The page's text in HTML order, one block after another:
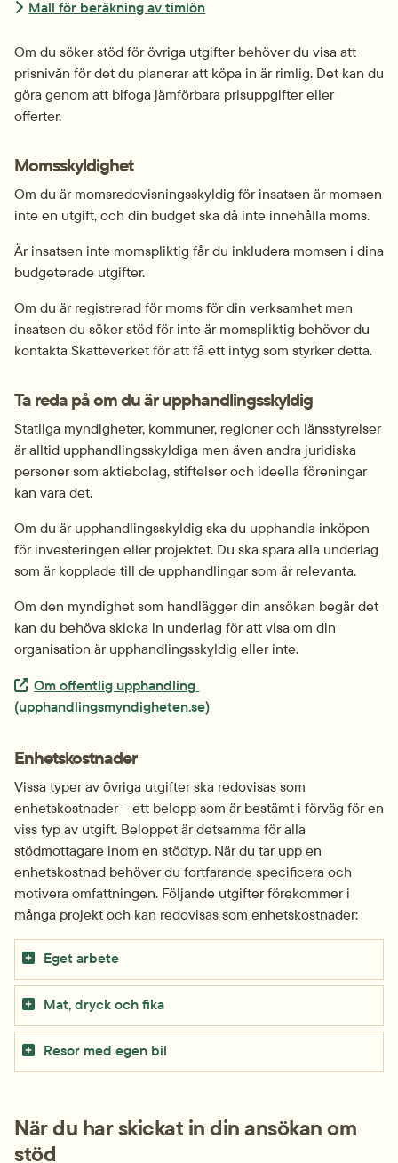
Mall för beräkning av timlön
Om du söker stöd för övriga utgifter behöver du visa att
prisnivån för det du planerar att köpa in är rimlig. Det kan du
göra genom att bifoga jämförbara prisuppgifter eller
offerter.
Momsskyldighet
Om du är momsredovisningsskyldig för insatsen är momsen
inte en utgift, och din budget ska då inte innehålla moms.
Är insatsen inte momspliktig får du inkludera momsen i dina
budgeterade utgifter.
Om du är registrerad för moms för din verksamhet men
insatsen du söker stöd för inte är momspliktig behöver du
kontakta Skatteverket för att få ett intyg som styrker detta.
Ta reda på om du är upphandlingsskyldig
Statliga myndigheter, kommuner, regioner och länsstyrelser
är alltid upphandlingsskyldiga men även andra juridiska
personer som aktiebolag, stiftelser och ideella föreningar
kan vara det.
Om du är upphandlingsskyldig ska du upphandla inköpen
för investeringen eller projektet. Du ska spara alla underlag
som är kopplade till de upphandlingar som är relevanta.
Om den myndighet som handlägger din ansökan begär det
kan du behöva skicka in underlag för att visa om din
organisation är upphandlingsskyldig eller inte.
Extern länk.
Om offentlig upphandling
(upphandlingsmyndigheten.se)
Enhetskostnader
Vissa typer av övriga utgifter ska redovisas som
enhetskostnader – ett belopp som är bestämt i förväg för en
viss typ av utgift. Beloppet är detsamma för alla
stödmottagare inom en stödtyp. När du tar upp en
enhetskostnad behöver du fortfarande specificera och
motivera omfattningen. Följande utgifter förekommer i
många projekt och kan redovisas som enhetskostnader:
Eget arbete
Mat, dryck och fika
Resor med egen bil
När du har skickat in din ansökan om
stöd